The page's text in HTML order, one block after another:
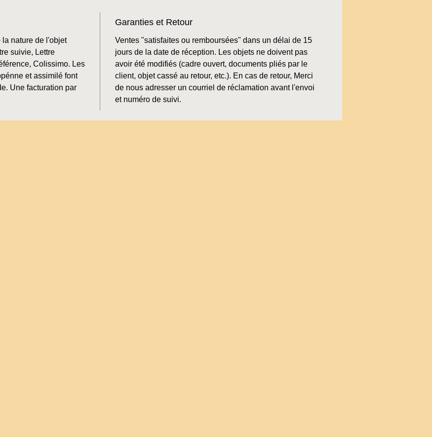
la nature de l'objet
suivie, Lettre
Colissimo. Les
et assimilé font
Une facturation par
Garanties et Retour
Ventes "satisfaites ou remboursées" dans un délai de 15
jours de la date de réception. Les objets ne doivent pas
avoir été modifiés (cadre ouvert, documents pliés par le
client, objet cassé au retour, etc.). En cas de retour, Merci
de nous adresser un courriel de réclamation avant l'envoi
et numéro de suivi.